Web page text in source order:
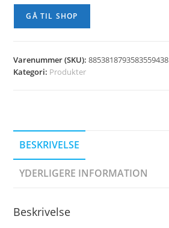
GÅ TIL SHOP
Varenummer (SKU):8853818793583559438
Kategori: Produkter
BESKRIVELSE
YDERLIGERE INFORMATION
Beskrivelse